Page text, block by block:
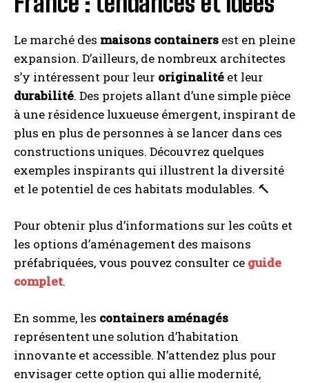
Le marché des maisons containers est en pleine
expansion. D’ailleurs, de nombreux architectes
s’y intéressent pour leur originalité et leur
durabilité. Des projets allant d’une simple pièce
à une résidence luxueuse émergent, inspirant de
plus en plus de personnes à se lancer dans ces
constructions uniques. Découvrez quelques
exemples inspirants qui illustrent la diversité
et le potentiel de ces habitats modulables. 🔨
Pour obtenir plus d’informations sur les coûts et
les options d’aménagement des maisons
préfabriquées, vous pouvez consulter ce guide
complet.
En somme, les containers aménagés
représentent une solution d’habitation
innovante et accessible. N’attendez plus pour
envisager cette option qui allie modernité,